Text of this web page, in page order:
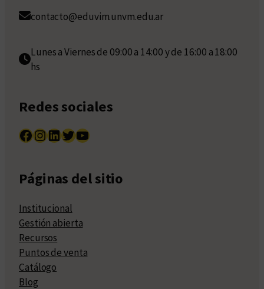
contacto@eduvim.unvm.edu.ar
Lunes a Viernes de 09:00 a 14:00 y de 16:00 a 18:00
hs
Redes sociales
Facebook InstagramLinkedIn Twitter YouTube
Páginas del sitio
Institucional
Gestión abierta
Recursos
Puntos de venta
Catálogo
Blog